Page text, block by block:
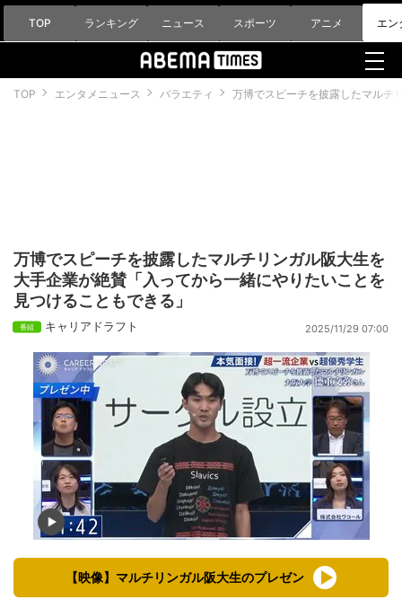
TOP ランキング ニュース スポーツ アニメ エン
TOP エンタメニュース バラエティ 万博でスピーチを披露したマルチ
万博でスピーチを披露したマルチリンガル阪大生を
大手企業が絶賛「入ってから一緒にやりたいことを
見つけることもできる」
キャリアドラフト 2025/11/29 07:00
【映像】マルチリンガル阪大生のプレゼン